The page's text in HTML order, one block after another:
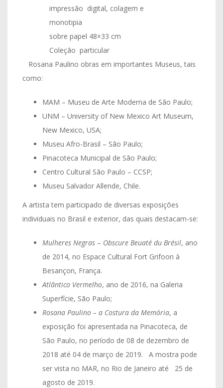
impressão digital, colagem e
monotipia ​
sobre papel 48×33 cm ​
Coleção particular​
Rosana Paulino obras em importantes Museus, tais
como:
MAM – Museu de Arte Moderna de São Paulo;
UNM – University of New Mexico Art Museum,
New Mexico, USA;
Museu Afro-Brasil – São Paulo;
Pinacoteca Municipal de São Paulo;​
Centro Cultural São Paulo – CCSP;​
Museu Salvador Allende, Chile.​
A artista tem participado de diversas exposições
individuais no Brasil e exterior, das quais destacam-se:
Mulheres Negras – Obscure Beuaté du Brésil, ano
de 2014, no Espace Cultural Fort Grifoon à
Besançon, França.
Atlântico Vermelho, ano de 2016, na Galeria
Superfície, São Paulo;
Rosana Paulino – a Costura da Memória, a
exposição foi apresentada na Pinacoteca, de
São Paulo, no período de 08 de dezembro de
2018 até 04 de março de 2019. A mostra pode
ser vista no MAR, no Rio de Janeiro até 25 de
agosto de 2019.